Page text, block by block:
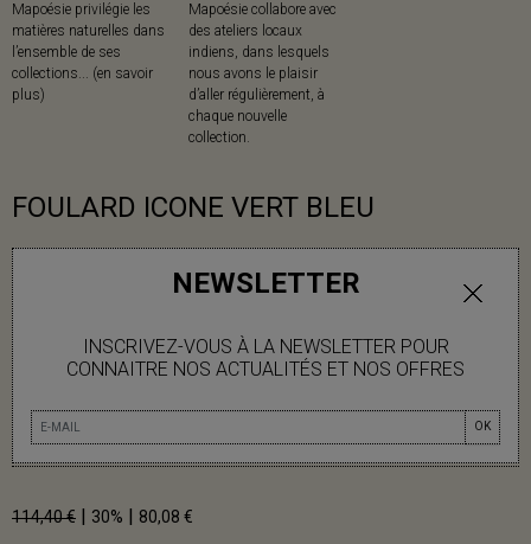
NEWSLETTER
INSCRIVEZ-VOUS À LA NEWSLETTER POUR
CONNAITRE NOS ACTUALITÉS ET NOS OFFRES
OK
Mapoésie privilégie les
matières naturelles dans
l’ensemble de ses
collections... (en savoir
plus)
Mapoésie collabore avec
des ateliers locaux
indiens, dans lesquels
nous avons le plaisir
d’aller régulièrement, à
chaque nouvelle
collection.
FOULARD ICONE VERT BLEU
Sur une base de coton tramé à motif carreaux, Mapoésie se dessine
en lettres géantes. Le mélange des couleurs en camaïeu est
rehaussé par des touches plus éclatantes. En paréo ou en foulard ,
ce coton très léger se décline en quatre colorations , il est parfait
pour compléter vos tenues et il est unisex!
100/190 cm
100% Coton
114,40 € 30% 80,08 €